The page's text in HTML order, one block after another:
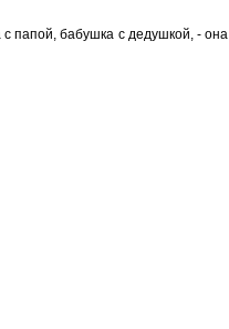
с папой, бабушка с дедушкой, - она